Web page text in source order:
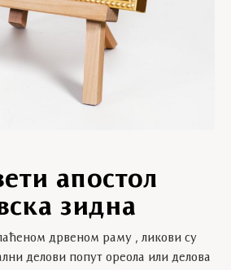
апостол
зидна
дрвеном раму , ликови су
делови попут ореола или делова